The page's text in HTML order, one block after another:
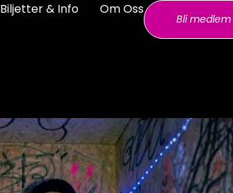
Biljetter & Info Om Oss
Bli medlem